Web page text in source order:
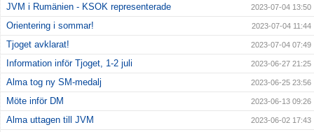
JVM i Rumänien - KSOK representerade 2023-07-04 13:50
Orientering i sommar! 2023-07-04 11:44
Tjoget avklarat! 2023-07-04 07:49
Information inför Tjoget, 1-2 juli 2023-06-27 21:25
Alma tog ny SM-medalj 2023-06-25 23:56
Möte inför DM 2023-06-13 09:26
Alma uttagen till JVM 2023-06-02 17:43